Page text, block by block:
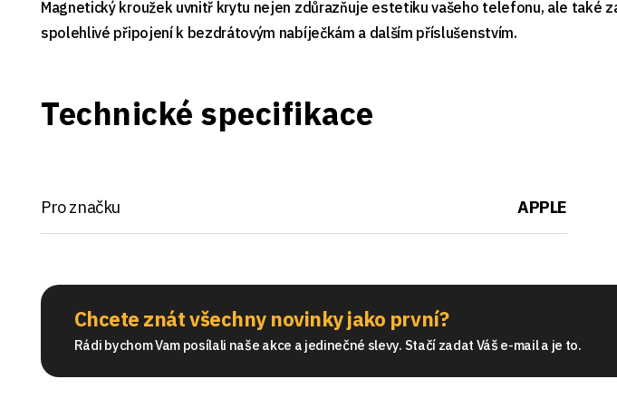
Magnetický kroužek uvnitř krytu nejen zdůrazňuje estetiku vašeho telefonu, ale také
spolehlivé připojení k bezdrátovým nabíječkám a dalším příslušenstvím.
Technické specifikace
Pro značku APPLE
Chcete znát všechny novinky jako první?
Rádi bychom Vam posílali naše akce a jedinečné slevy. Stačí zadat Váš e-mail a je to.